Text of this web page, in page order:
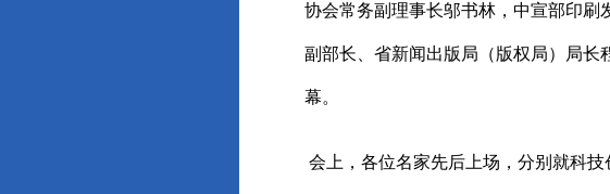
协会常务副理事长邬书林，中宣部印刷
副部长、省新闻出版局（版权局）局长
幕。
会上，各位名家先后上场，分别就科